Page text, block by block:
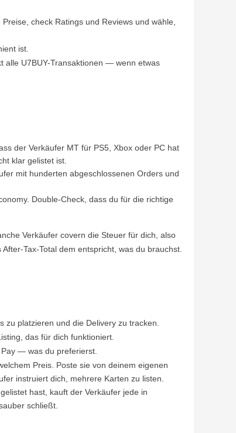
check Ratings und Reviews und wähle,
ist.
alle U7BUY-Transaktionen — wenn etwas
der Verkäufer MT für PS5, Xbox oder PC hat
klar gelistet ist.
mit hunderten abgeschlossenen Orders und
Double-Check, dass du für die richtige
Verkäufer covern die Steuer für dich, also
Tax-Total dem entspricht, was du brauchst.
platzieren und die Delivery zu tracken.
das für dich funktioniert.
— was du preferierst.
Preis. Poste sie von deinem eigenen
instruiert dich, mehrere Karten zu listen.
hast, kauft der Verkäufer jede in
schließt.